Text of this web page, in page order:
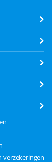
verzekeringen